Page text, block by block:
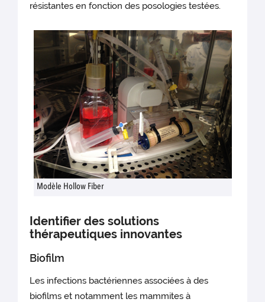
résistantes en fonction des posologies testées.
Modèle Hollow Fiber
Identifier des solutions
thérapeutiques innovantes
Biofilm
Les infections bactériennes associées à des
biofilms et notamment les mammites à